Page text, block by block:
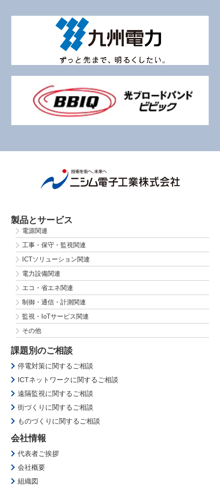
製品とサービス
電源関連
工事・保守・監視関連
ICTソリューション関連
電力設備関連
エコ・省エネ関連
制御・通信・計測関連
監視・IoTサービス関連
その他
課題別のご相談
停電対策に関するご相談
ICTネットワークに関するご相談
遠隔監視に関するご相談
街づくりに関するご相談
ものづくりに関するご相談
会社情報
代表者ご挨拶
会社概要
組織図